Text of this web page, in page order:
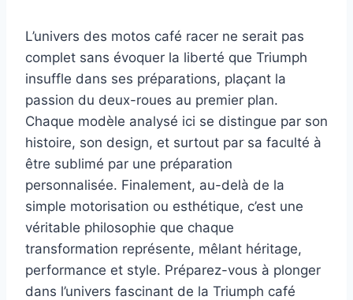
L’univers des motos café racer ne serait pas
complet sans évoquer la liberté que Triumph
insuffle dans ses préparations, plaçant la
passion du deux-roues au premier plan.
Chaque modèle analysé ici se distingue par son
histoire, son design, et surtout par sa faculté à
être sublimé par une préparation
personnalisée. Finalement, au-delà de la
simple motorisation ou esthétique, c’est une
véritable philosophie que chaque
transformation représente, mêlant héritage,
performance et style. Préparez-vous à plonger
dans l’univers fascinant de la Triumph café